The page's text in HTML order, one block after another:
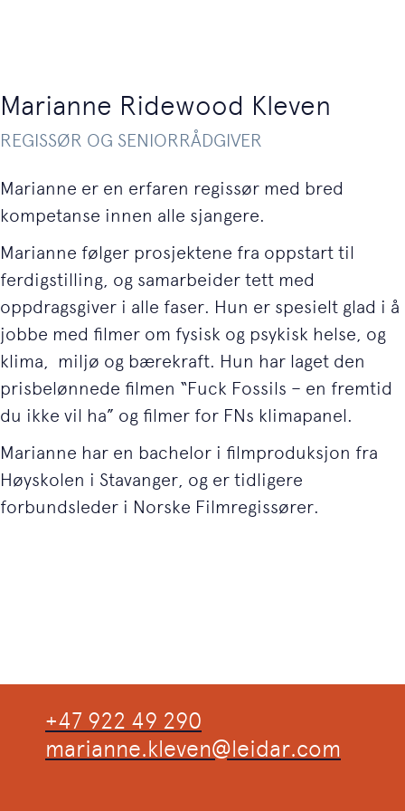
Marianne Ridewood Kleven
REGISSØR OG SENIORRÅDGIVER
Marianne er en erfaren regissør med bred
kompetanse innen alle sjangere.
Marianne følger prosjektene fra oppstart til
ferdigstilling, og samarbeider tett med
oppdragsgiver i alle faser. Hun er spesielt glad i å
jobbe med filmer om fysisk og psykisk helse, og
klima, miljø og bærekraft. Hun har laget den
prisbelønnede filmen “Fuck Fossils – en fremtid
du ikke vil ha” og filmer for FNs klimapanel.
Marianne har en bachelor i filmproduksjon fra
Høyskolen i Stavanger, og er tidligere
forbundsleder i Norske Filmregissører.
+47 922 49 290
marianne.kleven@leidar.com